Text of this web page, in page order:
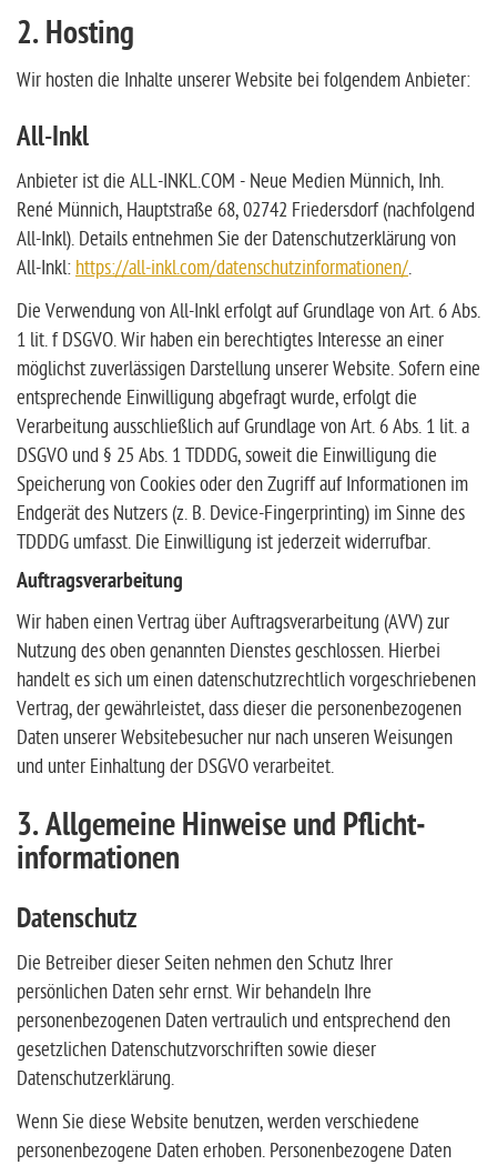
2. Hosting
Wir hosten die Inhalte unserer Website bei folgendem Anbieter:
All-Inkl
Anbieter ist die ALL-INKL.COM - Neue Medien Münnich, Inh.
René Münnich, Hauptstraße 68, 02742 Friedersdorf (nachfolgend
All-Inkl). Details entnehmen Sie der Datenschutzerklärung von
All-Inkl: https://all-inkl.com/datenschutzinformationen/.
Die Verwendung von All-Inkl erfolgt auf Grundlage von Art. 6 Abs.
1 lit. f DSGVO. Wir haben ein berechtigtes Interesse an einer
möglichst zuverlässigen Darstellung unserer Website. Sofern eine
entsprechende Einwilligung abgefragt wurde, erfolgt die
Verarbeitung ausschließlich auf Grundlage von Art. 6 Abs. 1 lit. a
DSGVO und § 25 Abs. 1 TDDDG, soweit die Einwilligung die
Speicherung von Cookies oder den Zugriff auf Informationen im
Endgerät des Nutzers (z. B. Device-Fingerprinting) im Sinne des
TDDDG umfasst. Die Einwilligung ist jederzeit widerrufbar.
Auftragsverarbeitung
Wir haben einen Vertrag über Auftragsverarbeitung (AVV) zur
Nutzung des oben genannten Dienstes geschlossen. Hierbei
handelt es sich um einen datenschutzrechtlich vorgeschriebenen
Vertrag, der gewährleistet, dass dieser die personenbezogenen
Daten unserer Websitebesucher nur nach unseren Weisungen
und unter Einhaltung der DSGVO verarbeitet.
3. Allgemeine Hinweise und Pflicht­
informationen
Datenschutz
Die Betreiber dieser Seiten nehmen den Schutz Ihrer
persönlichen Daten sehr ernst. Wir behandeln Ihre
personenbezogenen Daten vertraulich und entsprechend den
gesetzlichen Datenschutzvorschriften sowie dieser
Datenschutzerklärung.
Wenn Sie diese Website benutzen, werden verschiedene
personenbezogene Daten erhoben. Personenbezogene Daten